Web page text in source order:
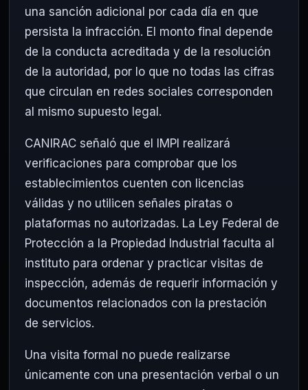
una sanción adicional por cada día en que
persista la infracción. El monto final depende
de la conducta acreditada y de la resolución
de la autoridad, por lo que no todas las cifras
que circulan en redes sociales corresponden
al mismo supuesto legal.
CANIRAC señaló que el IMPI realizará
verificaciones para comprobar que los
establecimientos cuenten con licencias
válidas y no utilicen señales piratas o
plataformas no autorizadas. La Ley Federal de
Protección a la Propiedad Industrial faculta al
instituto para ordenar y practicar visitas de
inspección, además de requerir información y
documentos relacionados con la prestación
de servicios.
Una visita formal no puede realizarse
únicamente con una presentación verbal o un